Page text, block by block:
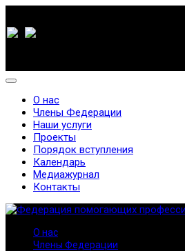
О нас
Члены Федерации
Наши услуги
Проекты
Порядок вступления
Календарь
Медиажурнал
Контакты
О нас
Члены Федерации